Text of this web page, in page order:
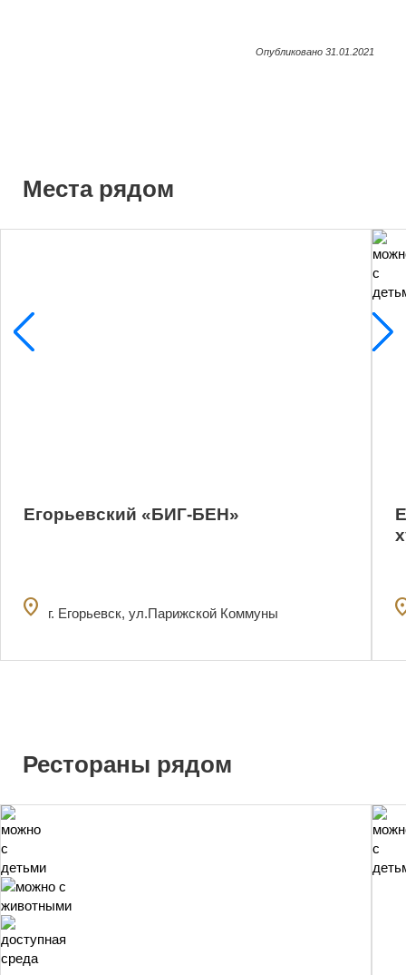
Опубликовано 31.01.2021
Места рядом
Егорьевский «БИГ-БЕН»
location_on г. Егорьевск, ул.Парижской Коммуны
Рестораны рядом